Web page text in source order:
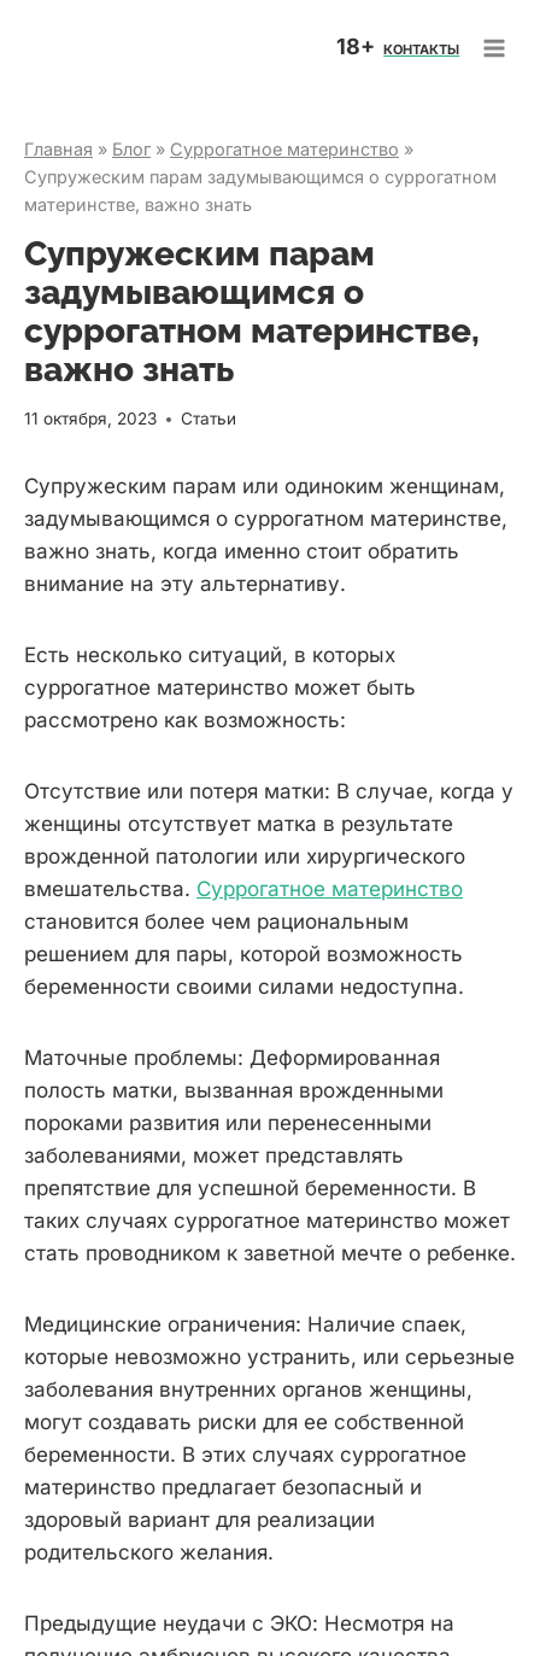
18+ КОНТАКТЫ
Главная » Блог » Суррогатное материнство »
Супружеским парам задумывающимся о суррогатном
материнстве, важно знать
Супружеским парам
задумывающимся о
суррогатном материнстве,
важно знать
11 октября, 2023 Статьи
Супружеским парам или одиноким женщинам,
задумывающимся о суррогатном материнстве,
важно знать, когда именно стоит обратить
внимание на эту альтернативу.
Есть несколько ситуаций, в которых
суррогатное материнство может быть
рассмотрено как возможность:
Отсутствие или потеря матки: В случае, когда у
женщины отсутствует матка в результате
врожденной патологии или хирургического
вмешательства. Суррогатное материнство
становится более чем рациональным
решением для пары, которой возможность
беременности своими силами недоступна.
Маточные проблемы: Деформированная
полость матки, вызванная врожденными
пороками развития или перенесенными
заболеваниями, может представлять
препятствие для успешной беременности. В
таких случаях суррогатное материнство может
стать проводником к заветной мечте о ребенке.
Медицинские ограничения: Наличие спаек,
которые невозможно устранить, или серьезные
заболевания внутренних органов женщины,
могут создавать риски для ее собственной
беременности. В этих случаях суррогатное
материнство предлагает безопасный и
здоровый вариант для реализации
родительского желания.
Предыдущие неудачи с ЭКО: Несмотря на